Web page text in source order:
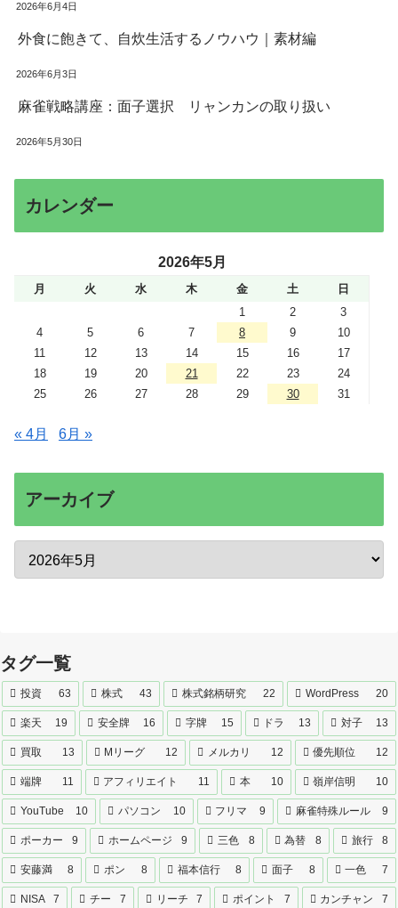
2026年6月4日
外食に飽きて、自炊生活するノウハウ｜素材編
2026年6月3日
麻雀戦略講座：面子選択 リャンカンの取り扱い
2026年5月30日
カレンダー
2026年5月
月 火 水 木 金 土
日
1
2
3
4
5 6 7 8 9
10
11
12 13 14 15 16
17
18
19 20 21 22 23
24
25
26 27 28 29 30 31
« 4月 6月 »
アーカイブ
タグ一覧
投資 63 株式 43 株式銘柄研究 22 WordPress 20
楽天 19 安全牌 16 字牌 15 ドラ 13 対子 13
買取 13 Mリーグ 12 メルカリ 12 優先順位 12
端牌 11 アフィリエイト 11 本 10 嶺岸信明 10
YouTube 10 パソコン 10 フリマ 9 麻雀特殊ルール 9
ポーカー 9 ホームページ 9 三色 8 為替 8 旅行 8
安藤満 8 ポン 8 福本信行 8 面子 8 一色 7
NISA 7 チー 7 リーチ 7 ポイント 7 カンチャン 7